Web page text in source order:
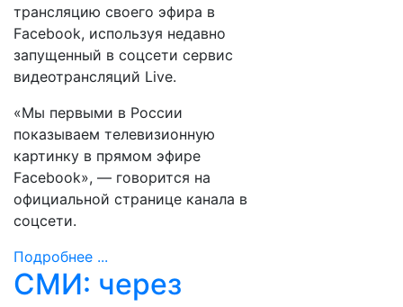
трансляцию своего эфира в
Facebook, используя недавно
запущенный в соцсети сервис
видеотрансляций Live.
«Мы первыми в России
показываем телевизионную
картинку в прямом эфире
Facebook», — говорится на
официальной странице канала в
соцсети.
Подробнее ...
СМИ: через